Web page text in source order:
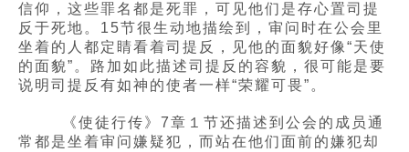
信仰，这些罪名都是死罪，可见他们是存心置司提
反于死地。15节很生动地描绘到，审问时在公会里
坐着的人都定睛看着司提反，见他的面貌好像“天使
的面貌”。路加如此描述司提反的容貌，很可能是要
说明司提反有如神的使者一样“荣耀可畏”。
《使徒行传》7章１节还描述到公会的成员通
常都是坐着审问嫌疑犯，而站在他们面前的嫌犯却